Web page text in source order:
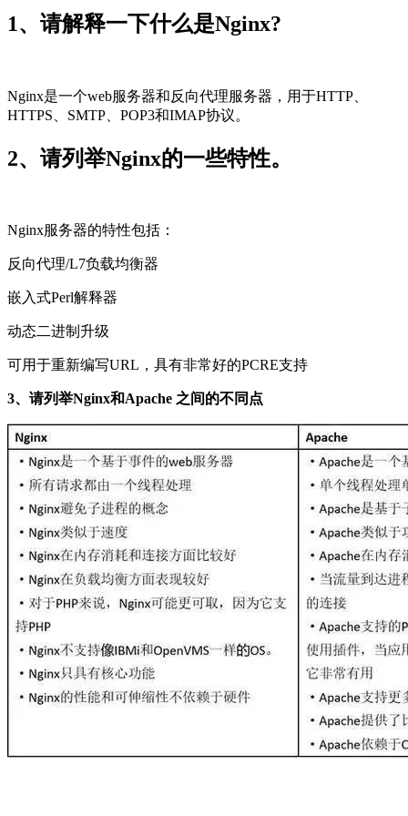
1、请解释一下什么是Nginx?
Nginx是一个web服务器和反向代理服务器，用于HTTP、
HTTPS、SMTP、POP3和IMAP协议。
2、请列举Nginx的一些特性。
Nginx服务器的特性包括：
反向代理/L7负载均衡器
嵌入式Perl解释器
动态二进制升级
可用于重新编写URL，具有非常好的PCRE支持
3、请列举Nginx和Apache 之间的不同点